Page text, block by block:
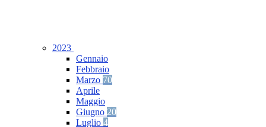
2023
Gennaio
Febbraio
Marzo 70
Aprile
Maggio
Giugno 20
Luglio 4